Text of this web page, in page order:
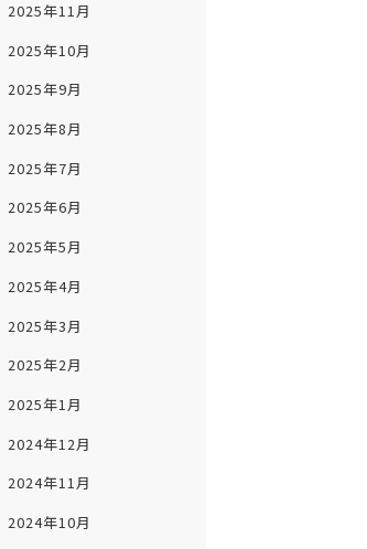
2025年11月
2025年10月
2025年9月
2025年8月
2025年7月
2025年6月
2025年5月
2025年4月
2025年3月
2025年2月
2025年1月
2024年12月
2024年11月
2024年10月